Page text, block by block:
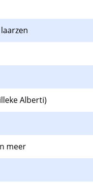
Alberti)
meer